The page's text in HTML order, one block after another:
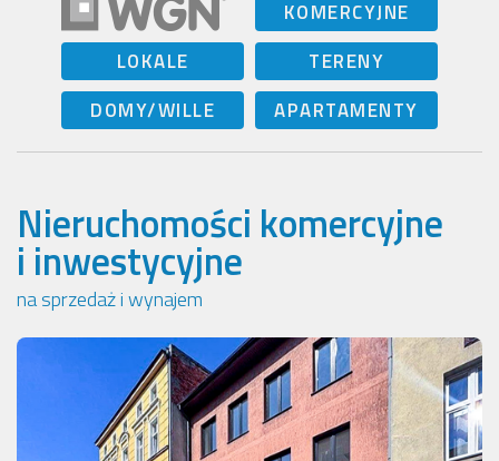
KOMERCYJNE
LOKALE
TERENY
DOMY/WILLE
APARTAMENTY
Nieruchomości komercyjne
i inwestycyjne
na sprzedaż i wynajem